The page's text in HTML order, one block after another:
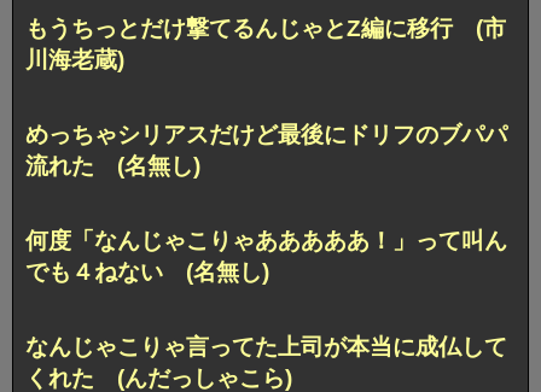
もうちっとだけ撃てるんじゃとZ編に移行 (市
川海老蔵)
めっちゃシリアスだけど最後にドリフのブパパ
流れた (名無し)
何度「なんじゃこりゃあああああ！」って叫ん
でも４ねない (名無し)
なんじゃこりゃ言ってた上司が本当に成仏して
くれた (んだっしゃこら)